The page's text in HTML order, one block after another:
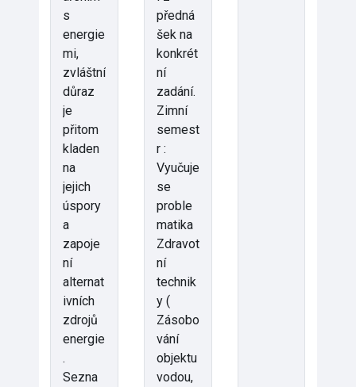
s
energie
mi,
zvláštní
důraz
je
přitom
kladen
na
jejich
úspory
a
zapoje
ní
alternat
ivních
zdrojů
energie
.
Sezna
předná
šek na
konkrét
ní
zadání.
Zimní
semest
r :
Vyučuje
se
proble
matika
Zdravot
ní
technik
y (
Zásobo
vání
objektu
vodou,